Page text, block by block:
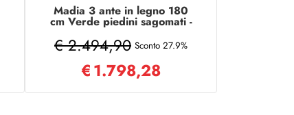
Madia 3 ante in legno 180
cm Verde piedini sagomati -
KALLA
€ 2.494,90 Sconto 27.9%
€1.798,28